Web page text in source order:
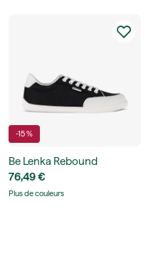
-15 %
Be Lenka Rebound
76,49 €
Plus de couleurs